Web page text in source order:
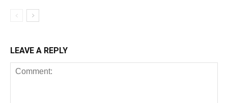
LEAVE A REPLY